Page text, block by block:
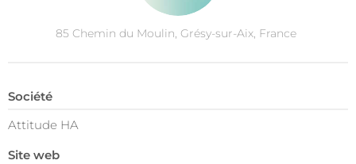
85 Chemin du Moulin, Grésy-sur-Aix, France
Société
Attitude HA
Site web